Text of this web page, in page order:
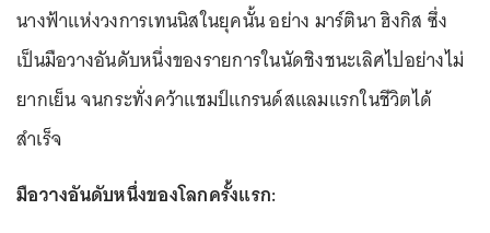
นางฟ้าแห่งวงการเทนนิสในยุคนั้น อย่าง มาร์ตินา ฮิงกิส ซึ่ง
เป็นมือวางอันดับหนึ่งของรายการในนัดชิงชนะเลิศไปอย่างไม่
ยากเย็น จนกระทั่งคว้าแชมป์แกรนด์สแลมแรกในชีวิตได้
สำเร็จ
มือวางอันดับหนึ่งของโลกครั้งแรก: